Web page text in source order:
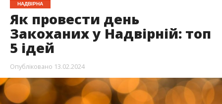
НАДВІРНА
Як провести день
Закоханих у Надвірній: топ
5 ідей
Опубліковано 13.02.2024